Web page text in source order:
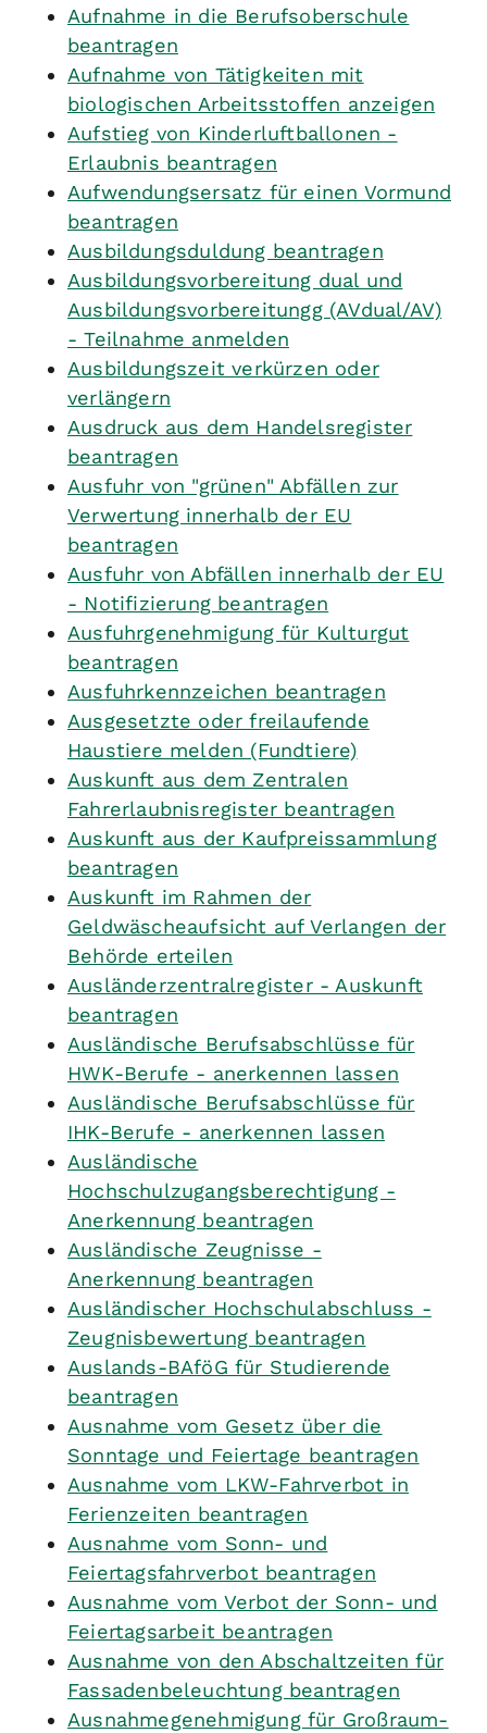
Aufnahme in die Berufsoberschule
beantragen
Aufnahme von Tätigkeiten mit
biologischen Arbeitsstoffen anzeigen
Aufstieg von Kinderluftballonen -
Erlaubnis beantragen
Aufwendungsersatz für einen Vormund
beantragen
Ausbildungsduldung beantragen
Ausbildungsvorbereitung dual und
Ausbildungsvorbereitungg (AVdual/AV)
- Teilnahme anmelden
Ausbildungszeit verkürzen oder
verlängern
Ausdruck aus dem Handelsregister
beantragen
Ausfuhr von "grünen" Abfällen zur
Verwertung innerhalb der EU
beantragen
Ausfuhr von Abfällen innerhalb der EU
- Notifizierung beantragen
Ausfuhrgenehmigung für Kulturgut
beantragen
Ausfuhrkennzeichen beantragen
Ausgesetzte oder freilaufende
Haustiere melden (Fundtiere)
Auskunft aus dem Zentralen
Fahrerlaubnisregister beantragen
Auskunft aus der Kaufpreissammlung
beantragen
Auskunft im Rahmen der
Geldwäscheaufsicht auf Verlangen der
Behörde erteilen
Ausländerzentralregister - Auskunft
beantragen
Ausländische Berufsabschlüsse für
HWK-Berufe - anerkennen lassen
Ausländische Berufsabschlüsse für
IHK-Berufe - anerkennen lassen
Ausländische
Hochschulzugangsberechtigung -
Anerkennung beantragen
Ausländische Zeugnisse -
Anerkennung beantragen
Ausländischer Hochschulabschluss -
Zeugnisbewertung beantragen
Auslands-BAföG für Studierende
beantragen
Ausnahme vom Gesetz über die
Sonntage und Feiertage beantragen
Ausnahme vom LKW-Fahrverbot in
Ferienzeiten beantragen
Ausnahme vom Sonn- und
Feiertagsfahrverbot beantragen
Ausnahme vom Verbot der Sonn- und
Feiertagsarbeit beantragen
Ausnahme von den Abschaltzeiten für
Fassadenbeleuchtung beantragen
Ausnahmegenehmigung für Großraum-